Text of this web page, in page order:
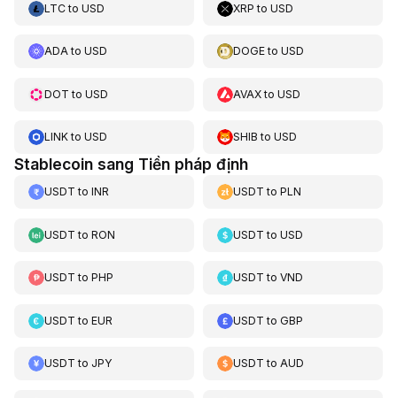
LTCto USD XRP toUSD
ADAto USD DOGEtoUSD
DOT to USD AVAXtoUSD
LINKto USD SHIB toUSD
Stablecoin sang Tiền pháp định
USDT to INR USDT toPLN
USDT to RON USDT toUSD
USDT to PHP USDT toVND
USDT to EUR USDT toGBP
USDT to JPY USDT toAUD